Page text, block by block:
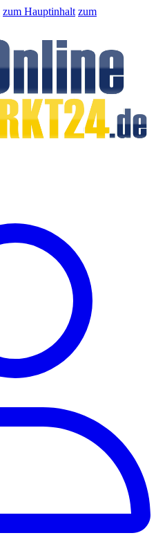
zum Hauptinhalt zum